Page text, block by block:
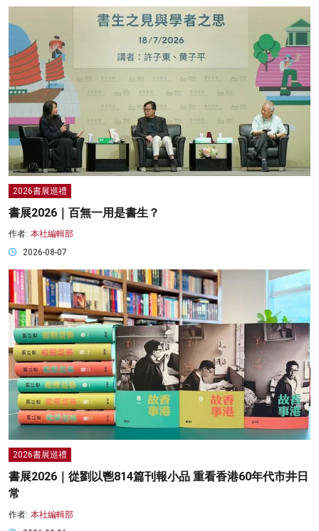
2026書展巡禮
書展2026｜百無一用是書生？
作者: 本社編輯部
2026-08-07
2026書展巡禮
書展2026｜從劉以鬯814篇刊報小品 重看香港60年代市井日
常
作者: 本社編輯部